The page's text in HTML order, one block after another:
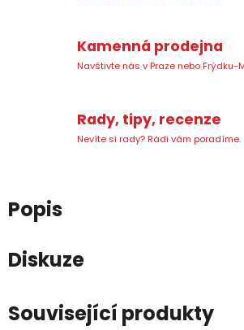
Kamenná prodejna
Navštivte nás v Praze nebo Frýdku-
Rady, tipy, recenze
Nevíte si rady? Rádi vám poradíme.
Popis
Diskuze
Související produkty